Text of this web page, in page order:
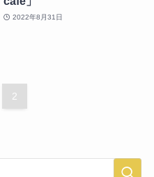
2022年8月31日
2